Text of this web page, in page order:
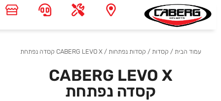
עמוד הבית/ קסדות/ קסדות נפתחות/ CABERG LEVO X קסדה נפתחת
CABERG LEVO X
קסדה נפתחת